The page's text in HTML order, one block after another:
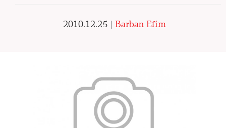
2010.12.25 | Barban Efim